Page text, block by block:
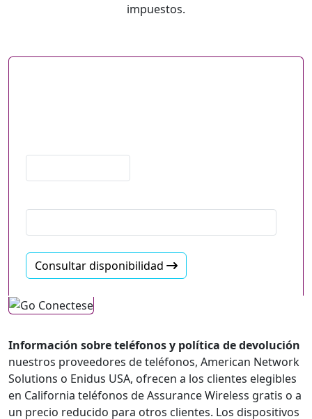
impuestos.
Consultar disponibilidad
Información sobre teléfonos y política de devolución
nuestros proveedores de teléfonos, American Network
Solutions o Enidus USA, ofrecen a los clientes elegibles
en California teléfonos de Assurance Wireless gratis o a
un precio reducido para otros clientes. Los dispositivos